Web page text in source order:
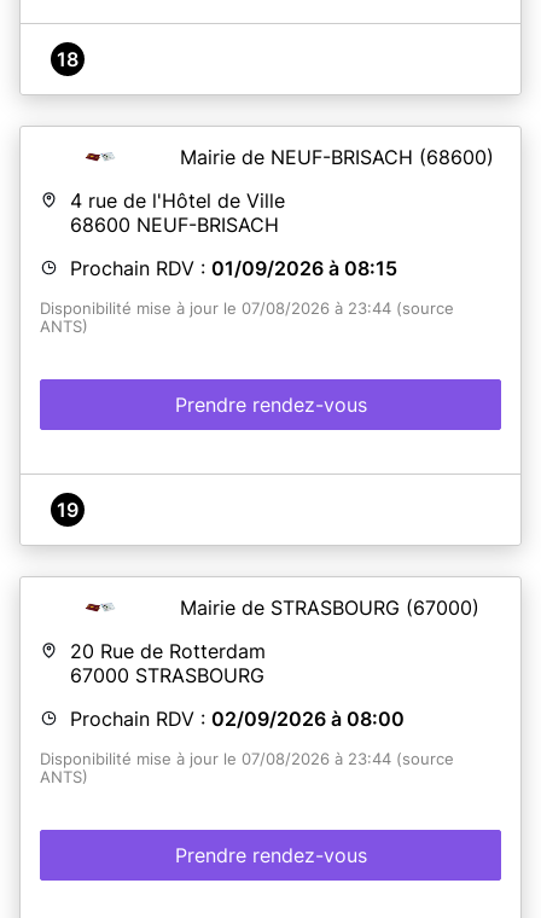
18
Mairie de NEUF-BRISACH (68600)
4 rue de l'Hôtel de Ville
68600 NEUF-BRISACH
Prochain RDV : 01/09/2026 à 08:15
Disponibilité mise à jour le 07/08/2026 à 23:44 (source
ANTS)
Prendre rendez-vous
19
Mairie de STRASBOURG (67000)
20 Rue de Rotterdam
67000 STRASBOURG
Prochain RDV : 02/09/2026 à 08:00
Disponibilité mise à jour le 07/08/2026 à 23:44 (source
ANTS)
Prendre rendez-vous